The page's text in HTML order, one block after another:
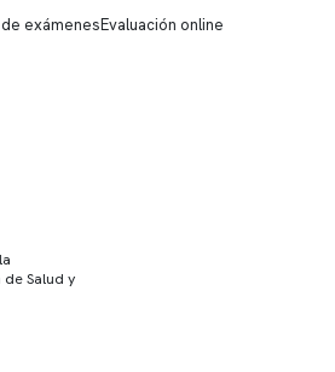
exámenesEvaluación online
Salud y